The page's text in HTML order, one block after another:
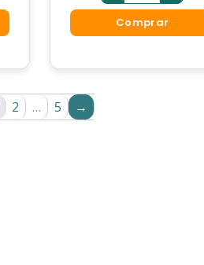
Comprar
2 … 5 →